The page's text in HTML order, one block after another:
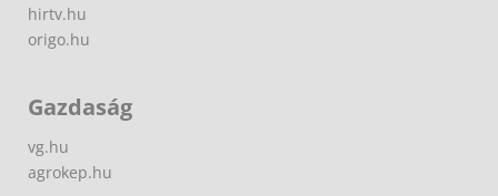
hirtv.hu
origo.hu
Gazdaság
vg.hu
agrokep.hu